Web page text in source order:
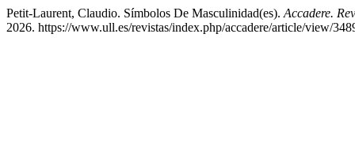
Petit-Laurent, Claudio. Símbolos De Masculinidad(es). Accadere.
2026. https://www.ull.es/revistas/index.php/accadere/article/view/